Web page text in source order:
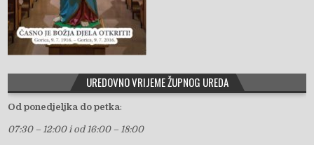
UREDOVNO VRIJEME ŽUPNOG UREDA
Od ponedjeljka do petka:
07:30 – 12:00 i od 16:00 – 18:00